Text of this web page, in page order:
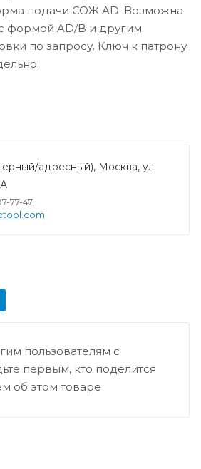
подачи СОЖ AD. Возможна
формой AD/B и другим
по запросу. Ключ к патрону
адресный), Москва, ул.
77-47,
пользователям с
первым, кто поделится
об этом товаре